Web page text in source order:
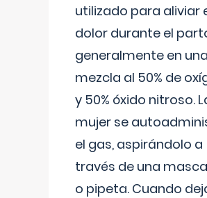
utilizado para aliviar
dolor durante el
generalmente en una
mezcla al 50% de
y 50% óxido nitroso.
mujer se
el gas, aspirándolo a
través de una
o pipeta. Cuando